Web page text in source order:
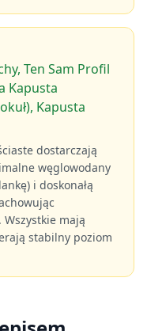
Ten Sam Profil
Kapusta
Kapusta
dostarczają
węglowodany
i doskonałą
mają
stabilny poziom